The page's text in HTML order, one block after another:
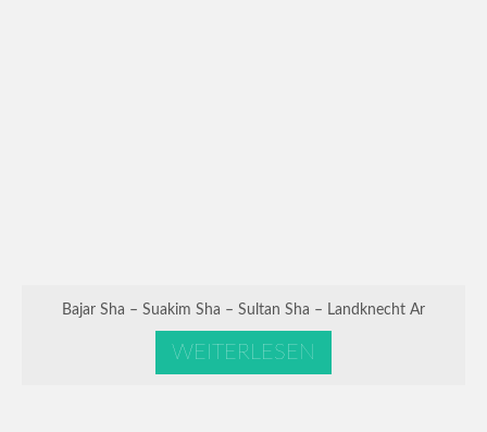
Bajar Sha – Suakim Sha – Sultan Sha – Landknecht Ar
WEITERLESEN